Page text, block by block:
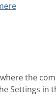
the
Settings in